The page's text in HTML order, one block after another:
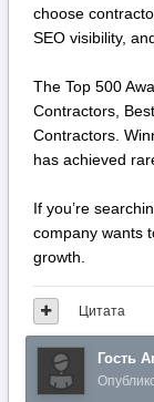
choose
SEO visibility,
The Top 500
Contractors,
Contractors.
has achieved
If you’re
company wants
growth.
Цитата
Гость